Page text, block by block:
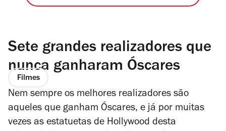
Sete grandes realizadores que
nunca ganharam Óscares
Filmes
Nem sempre os melhores realizadores são
aqueles que ganham Óscares, e já por muitas
vezes as estatuetas de Hollywood desta